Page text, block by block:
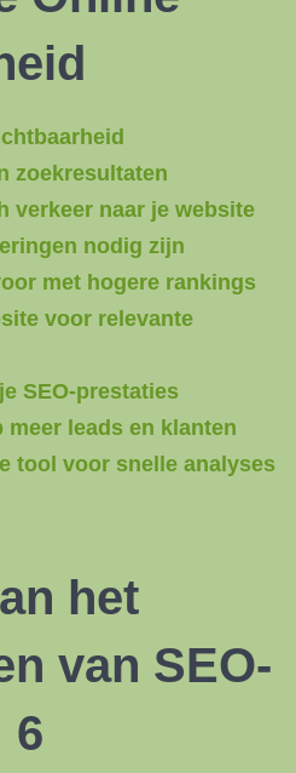
zoekresultaten
verkeer naar je website
nodig zijn
met hogere rankings
voor relevante
SEO-prestaties
meer leads en klanten
tool voor snelle analyses
het
van SEO-
6